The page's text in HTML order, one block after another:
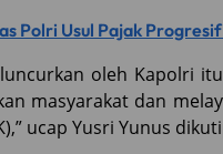
Polri Usul Pajak
oleh Kapolri
masyarakat dan
ucap Yusri Yunus